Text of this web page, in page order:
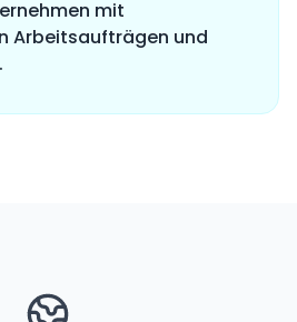
mit
Arbeitsaufträgen und